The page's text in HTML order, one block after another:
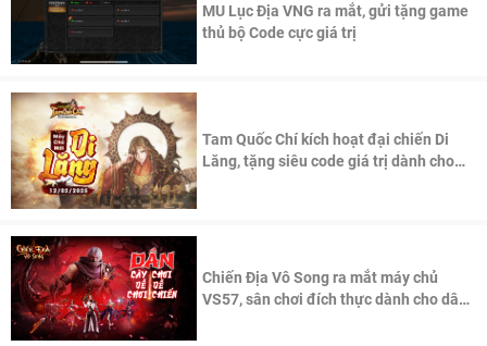
MU Lục Địa VNG ra mắt, gửi tặng game
thủ bộ Code cực giá trị
Tam Quốc Chí kích hoạt đại chiến Di
Lăng, tặng siêu code giá trị dành cho
Chiến Địa Vô Song ra mắt máy chủ
VS57, sân chơi đích thực dành cho dân